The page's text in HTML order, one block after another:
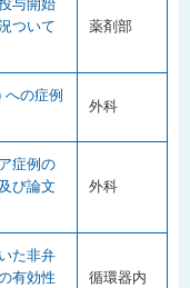
与開始
ついて
薬剤部
の症例
外科
症例の
び論文
外科
た非弁
有効性
循環器内